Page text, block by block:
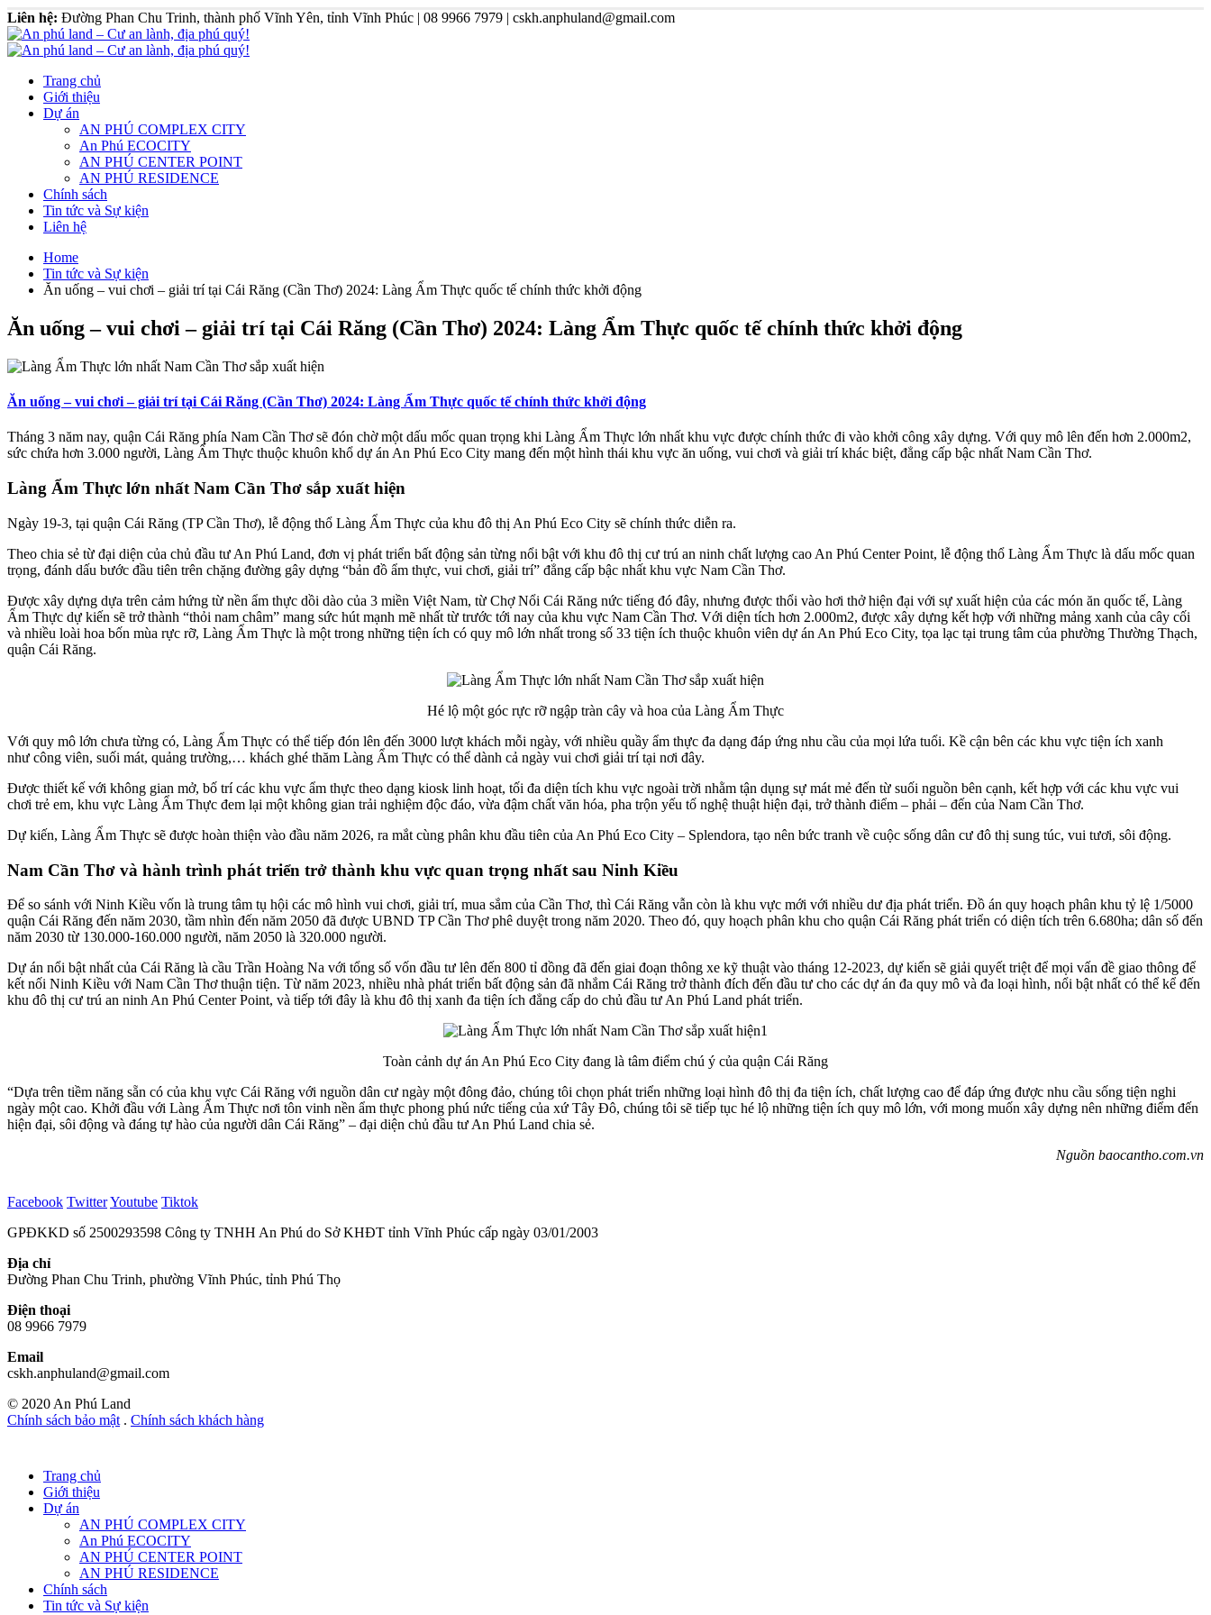
Liên hệ: Đường Phan Chu Trinh, thành phố Vĩnh Yên, tỉnh Vĩnh Phúc | 08 9966 7979 | cskh.anphuland@gmail.com
Trang chủ
Giới thiệu
Dự án
AN PHÚ COMPLEX CITY
An Phú ECOCITY
AN PHÚ CENTER POINT
AN PHÚ RESIDENCE
Chính sách
Tin tức và Sự kiện
Liên hệ
Home
Tin tức và Sự kiện
Ăn uống – vui chơi – giải trí tại Cái Răng (Cần Thơ) 2024: Làng Ẩm Thực quốc tế chính thức khởi động
Ăn uống – vui chơi – giải trí tại Cái Răng (Cần Thơ) 2024: Làng Ẩm Thực quốc tế chính thức khởi động
Ăn uống – vui chơi – giải trí tại Cái Răng (Cần Thơ) 2024: Làng Ẩm Thực quốc tế chính thức khởi động
Tháng 3 năm nay, quận Cái Răng phía Nam Cần Thơ sẽ đón chờ một dấu mốc quan trọng khi Làng Ẩm Thực lớn nhất khu vực được chính thức đi vào khởi công xây dựng. Với quy mô lên đến hơn 2.000m2,
sức chứa hơn 3.000 người, Làng Ẩm Thực thuộc khuôn khổ dự án An Phú Eco City mang đến một hình thái khu vực ăn uống, vui chơi và giải trí khác biệt, đẳng cấp bậc nhất Nam Cần Thơ.
Làng Ẩm Thực lớn nhất Nam Cần Thơ sắp xuất hiện
Ngày 19-3, tại quận Cái Răng (TP Cần Thơ), lễ động thổ Làng Ẩm Thực của khu đô thị An Phú Eco City sẽ chính thức diễn ra.
Theo chia sẻ từ đại diện của chủ đầu tư An Phú Land, đơn vị phát triển bất động sản từng nổi bật với khu đô thị cư trú an ninh chất lượng cao An Phú Center Point, lễ động thổ Làng Ẩm Thực là dấu mốc quan
trọng, đánh dấu bước đầu tiên trên chặng đường gây dựng “bản đồ ẩm thực, vui chơi, giải trí” đẳng cấp bậc nhất khu vực Nam Cần Thơ.
Được xây dựng dựa trên cảm hứng từ nền ẩm thực dồi dào của 3 miền Việt Nam, từ Chợ Nổi Cái Răng nức tiếng đó đây, nhưng được thổi vào hơi thở hiện đại với sự xuất hiện của các món ăn quốc tế, Làng
Ẩm Thực dự kiến sẽ trở thành “thỏi nam châm” mang sức hút mạnh mẽ nhất từ trước tới nay của khu vực Nam Cần Thơ. Với diện tích hơn 2.000m2, được xây dựng kết hợp với những mảng xanh của cây cối
và nhiều loài hoa bốn mùa rực rỡ, Làng Ẩm Thực là một trong những tiện ích có quy mô lớn nhất trong số 33 tiện ích thuộc khuôn viên dự án An Phú Eco City, tọa lạc tại trung tâm của phường Thường Thạch,
quận Cái Răng.
Hé lộ một góc rực rỡ ngập tràn cây và hoa của Làng Ẩm Thực
Với quy mô lớn chưa từng có, Làng Ẩm Thực có thể tiếp đón lên đến 3000 lượt khách mỗi ngày, với nhiều quầy ẩm thực đa dạng đáp ứng nhu cầu của mọi lứa tuổi. Kề cận bên các khu vực tiện ích xanh
như công viên, suối mát, quảng trường,… khách ghé thăm Làng Ẩm Thực có thể dành cả ngày vui chơi giải trí tại nơi đây.
Được thiết kế với không gian mở, bố trí các khu vực ẩm thực theo dạng kiosk linh hoạt, tối đa diện tích khu vực ngoài trời nhằm tận dụng sự mát mẻ đến từ suối nguồn bên cạnh, kết hợp với các khu vực vui
chơi trẻ em, khu vực Làng Ẩm Thực đem lại một không gian trải nghiệm độc đáo, vừa đậm chất văn hóa, pha trộn yếu tố nghệ thuật hiện đại, trở thành điểm – phải – đến của Nam Cần Thơ.
Dự kiến, Làng Ẩm Thực sẽ được hoàn thiện vào đầu năm 2026, ra mắt cùng phân khu đầu tiên của An Phú Eco City – Splendora, tạo nên bức tranh về cuộc sống dân cư đô thị sung túc, vui tươi, sôi động.
Nam Cần Thơ và hành trình phát triển trở thành khu vực quan trọng nhất sau Ninh Kiều
Để so sánh với Ninh Kiều vốn là trung tâm tụ hội các mô hình vui chơi, giải trí, mua sắm của Cần Thơ, thì Cái Răng vẫn còn là khu vực mới với nhiều dư địa phát triển. Ðồ án quy hoạch phân khu tỷ lệ 1/5000
quận Cái Răng đến năm 2030, tầm nhìn đến năm 2050 đã được UBND TP Cần Thơ phê duyệt trong năm 2020. Theo đó, quy hoạch phân khu cho quận Cái Răng phát triển có diện tích trên 6.680ha; dân số đến
năm 2030 từ 130.000-160.000 người, năm 2050 là 320.000 người.
Dự án nổi bật nhất của Cái Răng là cầu Trần Hoàng Na với tổng số vốn đầu tư lên đến 800 tỉ đồng đã đến giai đoạn thông xe kỹ thuật vào tháng 12-2023, dự kiến sẽ giải quyết triệt để mọi vấn đề giao thông để
kết nối Ninh Kiều với Nam Cần Thơ thuận tiện. Từ năm 2023, nhiều nhà phát triển bất động sản đã nhắm Cái Răng trở thành đích đến đầu tư cho các dự án đa quy mô và đa loại hình, nổi bật nhất có thể kể đến
khu đô thị cư trú an ninh An Phú Center Point, và tiếp tới đây là khu đô thị xanh đa tiện ích đẳng cấp do chủ đầu tư An Phú Land phát triển.
Toàn cảnh dự án An Phú Eco City đang là tâm điểm chú ý của quận Cái Răng
“Dựa trên tiềm năng sẵn có của khu vực Cái Răng với nguồn dân cư ngày một đông đảo, chúng tôi chọn phát triển những loại hình đô thị đa tiện ích, chất lượng cao để đáp ứng được nhu cầu sống tiện nghi
ngày một cao. Khởi đầu với Làng Ẩm Thực nơi tôn vinh nền ẩm thực phong phú nức tiếng của xứ Tây Đô, chúng tôi sẽ tiếp tục hé lộ những tiện ích quy mô lớn, với mong muốn xây dựng nên những điểm đến
hiện đại, sôi động và đáng tự hào của người dân Cái Răng” – đại diện chủ đầu tư An Phú Land chia sẻ.
Nguồn baocantho.com.vn
Facebook TwitterYoutube Tiktok
GPĐKKD số 2500293598 Công ty TNHH An Phú do Sở KHĐT tỉnh Vĩnh Phúc cấp ngày 03/01/2003
Địa chỉ
Đường Phan Chu Trinh, phường Vĩnh Phúc, tỉnh Phú Thọ
Điện thoại
08 9966 7979
Email
cskh.anphuland@gmail.com
© 2020 An Phú Land
Chính sách bảo mật . Chính sách khách hàng
Trang chủ
Giới thiệu
Dự án
AN PHÚ COMPLEX CITY
An Phú ECOCITY
AN PHÚ CENTER POINT
AN PHÚ RESIDENCE
Chính sách
Tin tức và Sự kiện